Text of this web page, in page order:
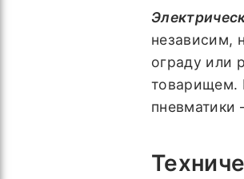
независим,
ограду или
товарищем.
пневматики